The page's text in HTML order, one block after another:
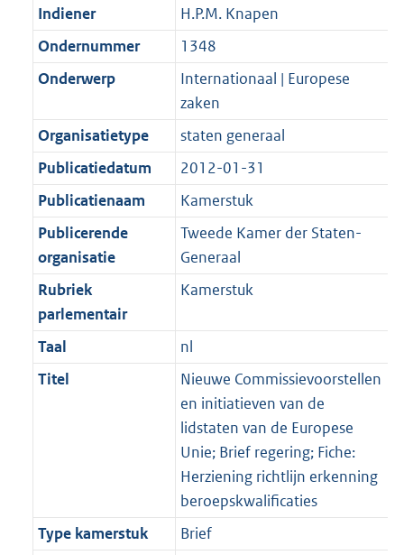
Indiener
H.P.M. Knapen
Ondernummer
1348
Onderwerp
Internationaal | Europese
zaken
Organisatietype
staten generaal
Publicatiedatum
2012-01-31
Publicatienaam
Kamerstuk
Publicerende
organisatie
Tweede Kamer der Staten-
Generaal
Rubriek
parlementair
Kamerstuk
Taal
nl
Titel
Nieuwe Commissievoorstellen
en initiatieven van de
lidstaten van de Europese
Unie; Brief regering; Fiche:
Herziening richtlijn erkenning
beroepskwalificaties
Type kamerstuk
Brief